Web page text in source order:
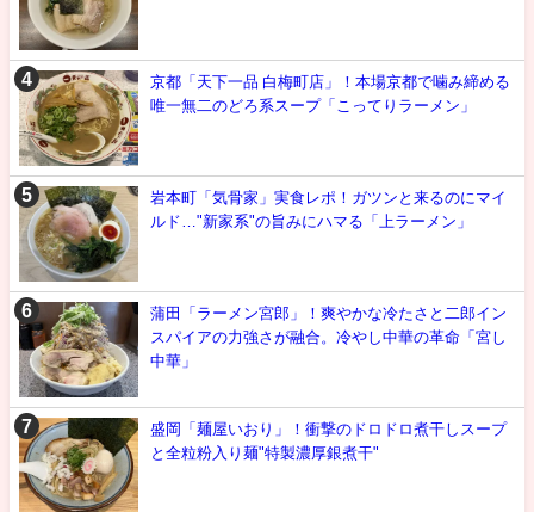
京都「天下一品 白梅町店」！本場京都で噛み締める
唯一無二のどろ系スープ「こってりラーメン」
岩本町「気骨家」実食レポ！ガツンと来るのにマイ
ルド…"新家系"の旨みにハマる「上ラーメン」
蒲田「ラーメン宮郎」！爽やかな冷たさと二郎イン
スパイアの力強さが融合。冷やし中華の革命「宮し
中華」
盛岡「麺屋いおり」！衝撃のドロドロ煮干しスープ
と全粒粉入り麺"特製濃厚銀煮干"